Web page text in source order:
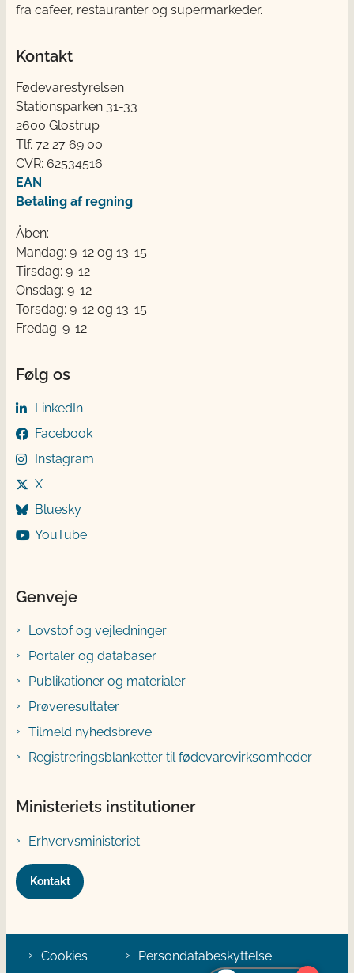
fra cafeer, restauranter og supermarkeder.
Kontakt
Fødevarestyrelsen
Stationsparken 31-33
2600 Glostrup
Tlf. 72 2​​​7 69 00
CVR: 62534516
EAN
Betaling af regning
Åben:
Mandag: 9-12 og 13-15
Tirsdag: 9-12
Onsdag: 9-12
Torsdag: 9-12 og 13-15
Fredag: 9-12
Følg os
LinkedIn
Facebook
Instagram
X
Bluesky
YouTube
Genveje
Lovstof og vejledninger
Portaler og databaser
Publikationer og materialer
Prøveresultater
Tilmeld nyhedsbreve
Registreringsblanketter til fødevarevirksomheder
Ministeriets institutioner
Erhvervsministeriet
Kontakt
Cookies Persondatabeskyttelse